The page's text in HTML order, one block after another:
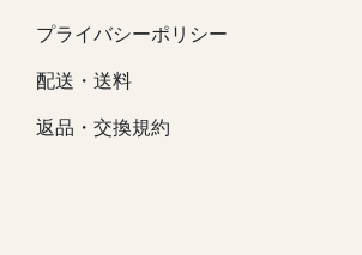
プライバシーポリシー
配送・送料
返品・交換規約